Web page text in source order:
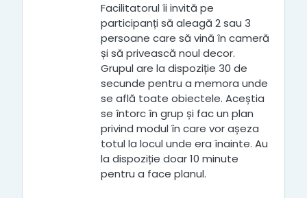
Facilitatorul îi invită pe
participanți să aleagă 2 sau 3
persoane care să vină în cameră
și să privească noul decor.
Grupul are la dispoziție 30 de
secunde pentru a memora unde
se află toate obiectele. Aceștia
se întorc în grup și fac un plan
privind modul în care vor așeza
totul la locul unde era înainte. Au
la dispoziție doar 10 minute
pentru a face planul.